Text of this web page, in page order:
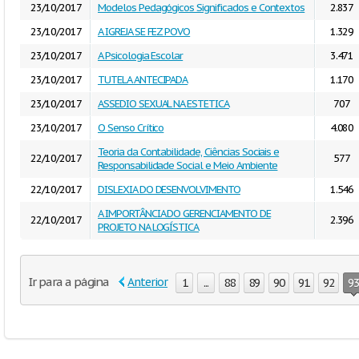
23/10/2017
Modelos Pedagógicos Significados e Contextos
2.837
23/10/2017
A IGREJA SE FEZ POVO
1.329
23/10/2017
A Psicologia Escolar
3.471
23/10/2017
TUTELA ANTECIPADA
1.170
23/10/2017
ASSEDIO SEXUAL NA ESTETICA
707
23/10/2017
O Senso Crítico 4.080
22/10/2017
Teoria da Contabilidade, Ciências Sociais e
Responsabilidade Social e Meio Ambiente
577
22/10/2017 DISLEXIA DO DESENVOLVIMENTO 1.546
22/10/2017
A IMPORTÂNCIA DO GERENCIAMENTO DE
PROJETO NA LOGÍSTICA
2.396
Ir para a página Anterior 1 ... 88 89 90 91 92 93